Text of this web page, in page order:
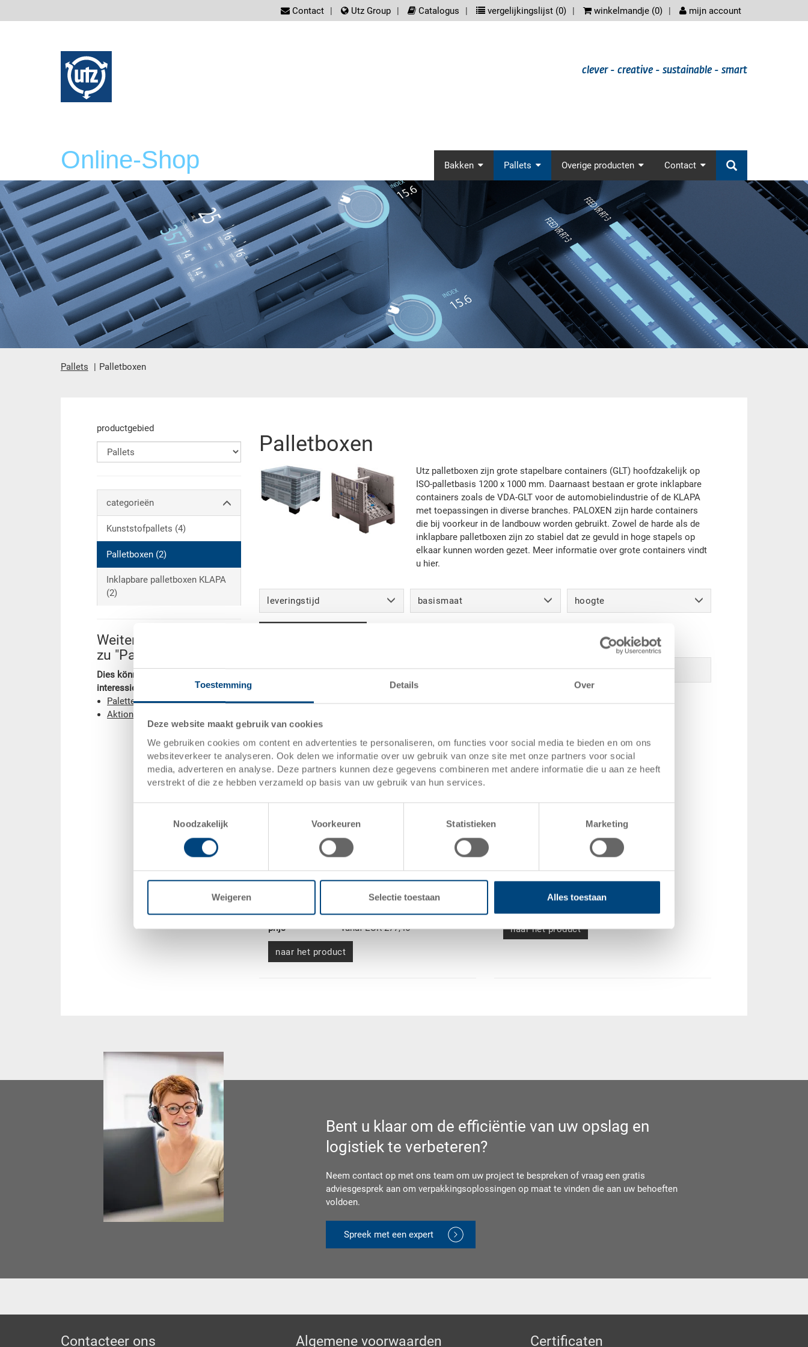
Toestemming Details Over
Deze website maakt gebruik van cookies
We gebruiken cookies om content en advertenties te personaliseren, om functies voor social media te bieden en om ons
websiteverkeer te analyseren. Ook delen we informatie over uw gebruik van onze site met onze partners voor social
media, adverteren en analyse. Deze partners kunnen deze gegevens combineren met andere informatie die u aan ze heeft
verstrekt of die ze hebben verzameld op basis van uw gebruik van hun services.
Noodzakelijk
Voorkeuren Statistieken Marketing
Weigeren Selectie toestaan Alles toestaan
screenreader.meta_nav
Contact Utz Group Catalogus vergelijkingslijst (0) winkelmandje (0) mijn account
clever - creative - sustainable - smart
Online-Shop screenreader.main_nav
Bakken Pallets Overige producten Contact
Pallets Palletboxen
productgebied
categorieën
Kunststofpallets (4)
Palletboxen (2)
Inklapbare palletboxen KLAPA
(2)
Weitere Informationen
zu "Palettenbehälter"
Dies könnte Sie auch noch
interessieren:
Palettenboxen
Aktion Müslikoffer
Palletboxen
Utz palletboxen zijn grote stapelbare containers (GLT) hoofdzakelijk op
ISO-palletbasis 1200 x 1000 mm. Daarnaast bestaan er grote inklapbare
containers zoals de VDA-GLT voor de automobielindustrie of de KLAPA
met toepassingen in diverse branches. PALOXEN zijn harde containers
die bij voorkeur in de landbouw worden gebruikt. Zowel de harde als de
inklapbare palletboxen zijn zo stabiel dat ze gevuld in hoge stapels op
elkaar kunnen worden gezet. Meer informatie over grote containers vindt
u hier.
leveringstijd basismaat hoogte
Palletboxen - 2 gevonden producten
Inklapbare palletbox KLAPA met 4 voeten
1200 x 1000 x 975 mm
leveringstijd
direct leverbaar
prijs
vanaf EUR 277,46
naar het product
1200x800 mm
1200 x 800 mm
200-1208.T957.T011
hoeveelheid
leveringstijd
direct leverbaar
naar het product
Bent u klaar om de efficiëntie van uw opslag en
logistiek te verbeteren?
Neem contact op met ons team om uw project te bespreken of vraag een gratis
adviesgesprek aan om verpakkingsoplossingen op maat te vinden die aan uw behoeften
voldoen.
Spreek met een expert
Contacteer ons Algemene voorwaarden Certificaten